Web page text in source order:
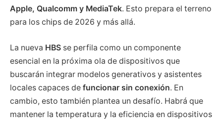
Apple, Qualcomm y MediaTek. Esto prepara el terreno
para los chips de 2026 y más allá.
La nueva HBS se perfila como un componente
esencial en la próxima ola de dispositivos que
buscarán integrar modelos generativos y asistentes
locales capaces de funcionar sin conexión. En
cambio, esto también plantea un desafío. Habrá que
mantener la temperatura y la eficiencia en dispositivos